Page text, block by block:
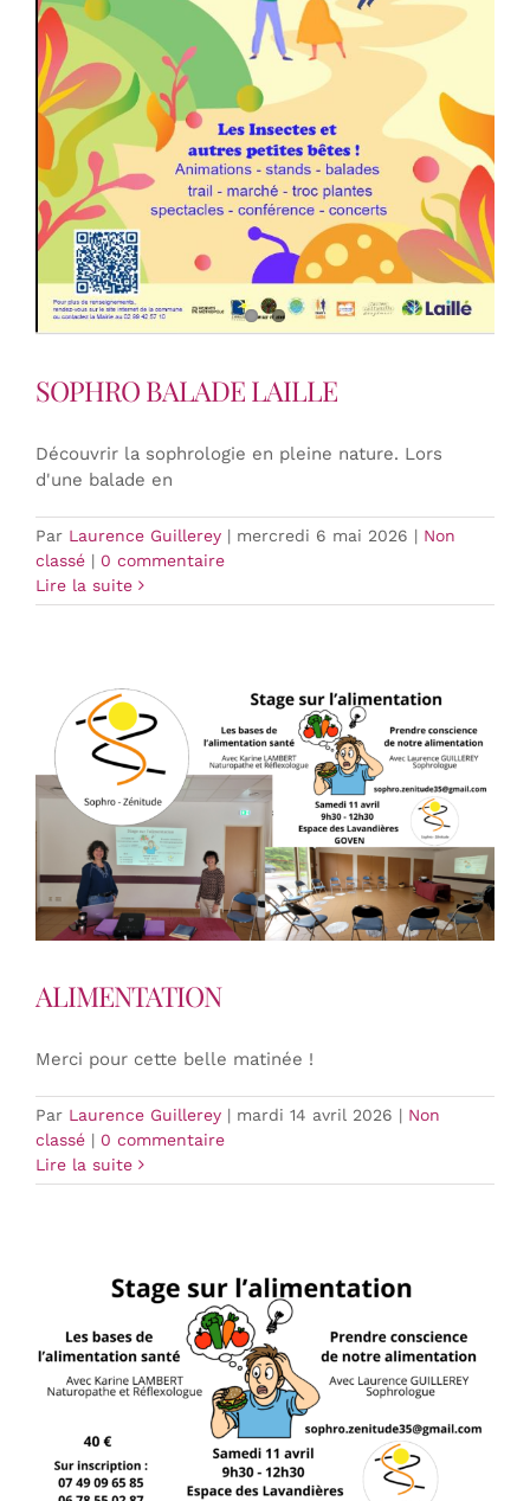
SOPHRO BALADE LAILLE
Découvrir la sophrologie en pleine nature. Lors
d'une balade en
Par Laurence Guillerey | mercredi 6 mai 2026 | Non
classé | 0 commentaire
Lire la suite
ALIMENTATION
Merci pour cette belle matinée !
Par Laurence Guillerey | mardi 14 avril 2026 | Non
classé | 0 commentaire
Lire la suite